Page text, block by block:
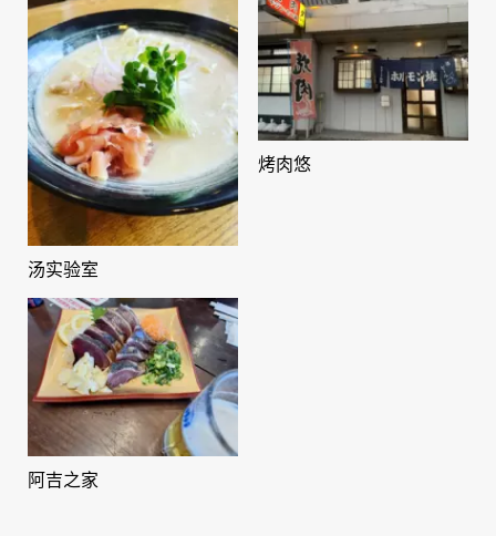
汤实验室
烤肉悠
阿吉之家